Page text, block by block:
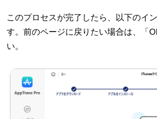
このプロセスが完了したら、以下のイ
す。前のページに戻りたい場合は、「
い。